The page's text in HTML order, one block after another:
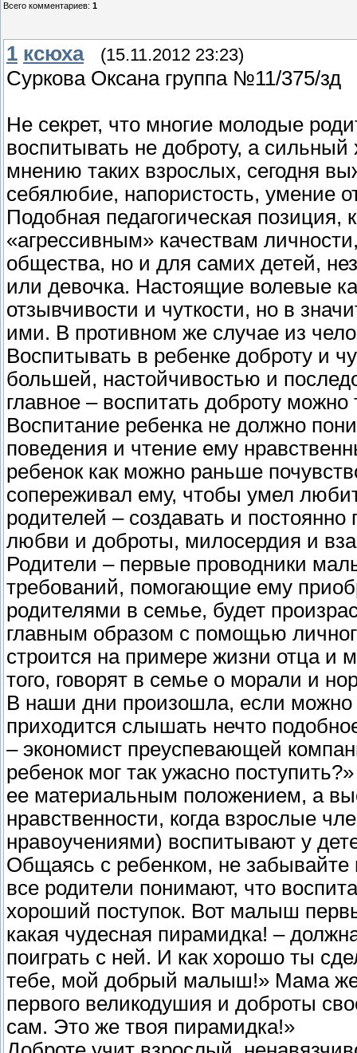
Всего комментариев: 1
1 ксюха (15.11.2012 23:23)
Суркова Оксана группа №11/375/зд
Не секрет, что многие молодые
воспитывать не доброту, а
мнению таких взрослых, сегодня
себялюбие, напористость, умение
Подобная педагогическая позиция,
«агрессивным» качествам
общества, но и для самих детей,
или девочка. Настоящие волевые
отзывчивости и чуткости, но в
ими. В противном же случае из
Воспитывать в ребенке доброту и
большей, настойчивостью и
главное – воспитать доброту
Воспитание ребенка не должно
поведения и чтение ему
ребенок как можно раньше
сопереживал ему, чтобы умел
родителей – создавать и
любви и доброты, милосердия и
Родители – первые проводники
требований, помогающие ему
родителями в семье, будет
главным образом с помощью
строится на примере жизни отца и
того, говорят в семье о морали и
В наши дни произошла, если можно
приходится слышать нечто
– экономист преуспевающей
ребенок мог так ужасно
ее материальным положением, а
нравственности, когда взрослые
нравоучениями) воспитывают у
Общаясь с ребенком, не
все родители понимают, что
хороший поступок. Вот малыш
какая чудесная пирамидка! –
поиграть с ней. И как хорошо ты
тебе, мой добрый малыш!» Мама же
первого великодушия и доброты
сам. Это же твоя пирамидка!»